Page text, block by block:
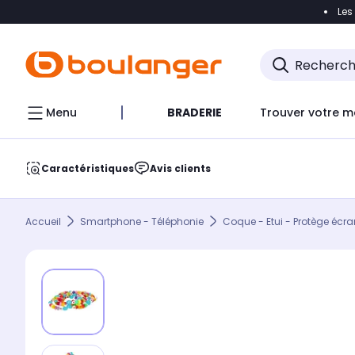
Accéder
Menu BRADERIE Trouver votre
Caractéristiques Avis clients
Accueil Smartphone - Téléphonie Coque - Etui - Protège